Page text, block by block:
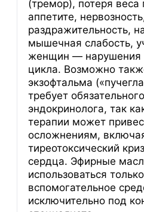
(тремор), потеря
аппетите,
раздражительность,
мышечная слабость,
женщин — нарушения
цикла. Возможно
экзофтальма
требует
эндокринолога, так
терапии может
осложнениям,
тиреотоксический
сердца. Эфирные
использоваться
вспомогательное
исключительно под